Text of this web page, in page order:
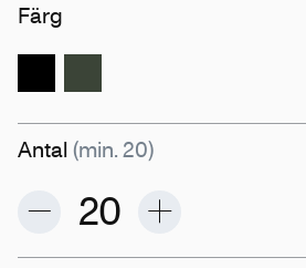
Färg
Antal (min. 20)